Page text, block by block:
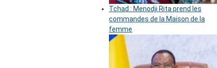
Tchad : Menodji Rita prend les
commandes de la Maison de la
femme